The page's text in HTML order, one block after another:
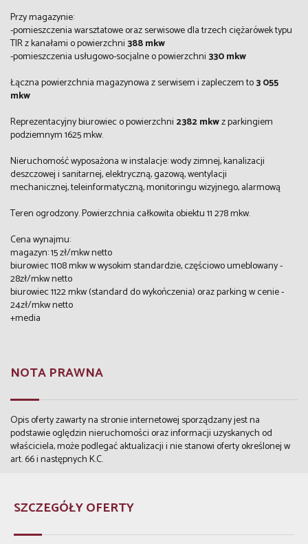
Przy magazynie:
-pomieszczenia warsztatowe oraz serwisowe dla trzech ciężarówek typu
TIR z kanałami o powierzchni388 mkw
-pomieszczenia usługowo-socjalne o powierzchni330 mkw
Łączna powierzchnia magazynowa z serwisem i zapleczem to3 055
mkw
Reprezentacyjny biurowiec o powierzchni 2382 mkwz parkingiem
podziemnym 1625 mkw.
Nieruchomość wyposażona w instalacje:wody zimnej,kanalizacji
deszczowej i sanitarnej,elektryczną,gazową,wentylacji
mechanicznej,teleinformatyczną,monitoringu wizyjnego,alarmową
Teren ogrodzony. Powierzchnia całkowita obiektu 11 278 mkw.
Cena wynajmu:
magazyn: 15 zł/mkw netto
biurowiec 1108 mkw w wysokim standardzie, częściowo umeblowany -
28zł/mkw netto
biurowiec 1122 mkw (standard do wykończenia) oraz parking w cenie -
24zł/mkw netto
+media
NOTA PRAWNA
Opis oferty zawarty na stronie internetowej sporządzany jest na
podstawie oględzin nieruchomości oraz informacji uzyskanych od
właściciela, może podlegać aktualizacji i nie stanowi oferty określonej w
art. 66 i następnych K.C.
SZCZEGÓŁY OFERTY